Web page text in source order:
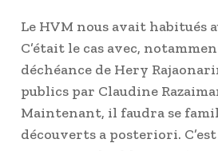
Le HVM nous avait habitués
C’était le cas avec,
déchéance de Hery
publics par Claudine
Maintenant, il faudra se
découverts a posteriori.